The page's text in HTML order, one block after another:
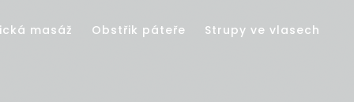
masáž Obstřik páteře Strupy ve vlasech